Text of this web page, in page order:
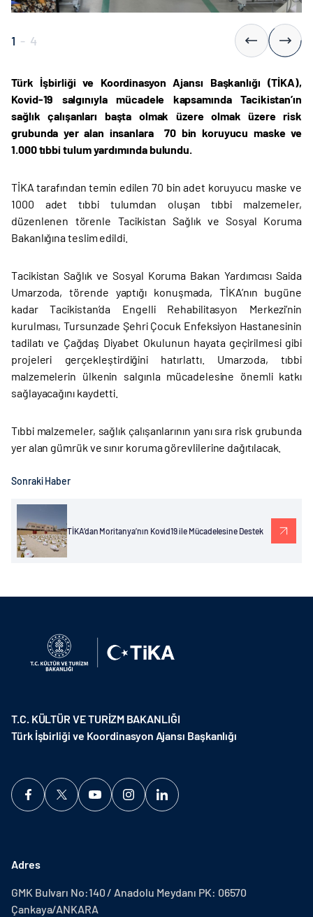
1 - 4
Türk İşbirliği ve Koordinasyon Ajansı Başkanlığı (TİKA),
Kovid-19 salgınıyla mücadele kapsamında Tacikistan’ın
sağlık çalışanları başta olmak üzere olmak üzere risk
grubunda yer alan insanlara 70 bin koruyucu maske ve
1.000 tıbbi tulum yardımında bulundu.
TİKA tarafından temin edilen 70 bin adet koruyucu maske ve
1000 adet tıbbi tulumdan oluşan tıbbi malzemeler,
düzenlenen törenle Tacikistan Sağlık ve Sosyal Koruma
Bakanlığına teslim edildi.
Tacikistan Sağlık ve Sosyal Koruma Bakan Yardımcısı Saida
Umarzoda, törende yaptığı konuşmada, TİKA’nın bugüne
kadar Tacikistan’da Engelli Rehabilitasyon Merkezi’nin
kurulması, Tursunzade Şehri Çocuk Enfeksiyon Hastanesinin
tadilatı ve Çağdaş Diyabet Okulunun hayata geçirilmesi gibi
projeleri gerçekleştirdiğini hatırlattı. Umarzoda, tıbbi
malzemelerin ülkenin salgınla mücadelesine önemli katkı
sağlayacağını kaydetti.
Tıbbi malzemeler, sağlık çalışanlarının yanı sıra risk grubunda
yer alan gümrük ve sınır koruma görevlilerine dağıtılacak.
Sonraki Haber
TİKA’dan Moritanya’nın Kovid19 ile Mücadelesine Destek
T.C. KÜLTÜR VE TURİZM BAKANLIĞI
Türk İşbirliği ve Koordinasyon Ajansı Başkanlığı
Adres
GMK Bulvarı No:140 / Anadolu Meydanı PK: 06570
Çankaya/ANKARA